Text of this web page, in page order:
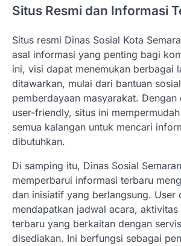
Situs Resmi dan Informasi
Situs resmi Dinas Sosial Kota
asal informasi yang penting bagi
ini, visi dapat menemukan berbagai
ditawarkan, mulai dari bantuan
pemberdayaan masyarakat. Dengan
user-friendly, situs ini
semua kalangan untuk mencari
dibutuhkan.
Di samping itu, Dinas Sosial
memperbarui informasi terbaru
dan inisiatif yang berlangsung. User
mendapatkan jadwal acara,
terbaru yang berkaitan dengan
disediakan. Ini berfungsi sebagai